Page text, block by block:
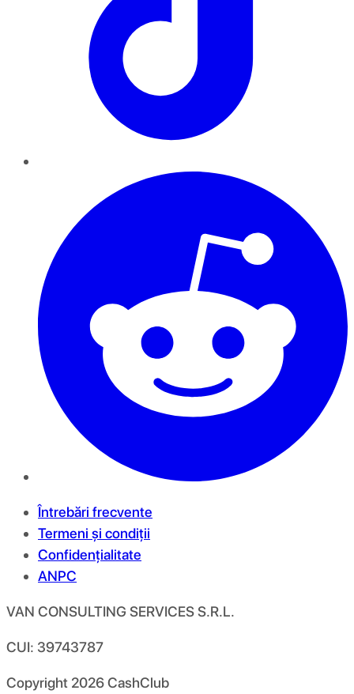
Întrebări frecvente
Termeni și condiții
Confidențialitate
ANPC
VAN CONSULTING SERVICES S.R.L.
CUI: 39743787
Copyright 2026CashClub